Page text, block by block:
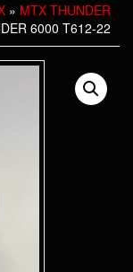
» MTX THUNDER
6000 T612-22